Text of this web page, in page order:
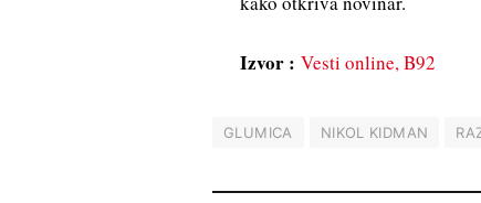
Izvor : Vesti online, B92
GLUMICA NIKOL KIDMAN